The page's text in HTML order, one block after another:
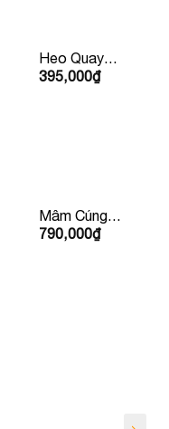
Heo Quay
Con Lớn
395,000₫
Mâm Cúng
Chay – Vạn
790,000₫